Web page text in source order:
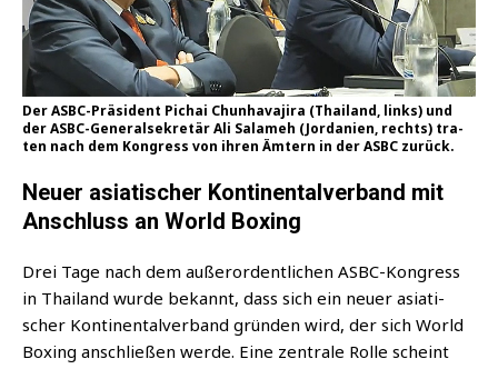
Der ASBC-Prä­si­dent Pichai Chun­ha­va­ji­ra (Thai­land, links) und
der ASBC-Gene­ral­se­kre­tär Ali Sal­a­meh (Jor­da­ni­en, rechts) tra­
ten nach dem Kon­gress von ihren Ämtern in der ASBC zurück.
Neuer asiatischer Kontinentalverband mit
Anschluss an World Boxing
Drei Tage nach dem außer­or­dent­li­chen ASBC-Kon­gress
in Thai­land wur­de bekannt, dass sich ein neu­er asia­ti­
scher Kon­ti­nen­tal­ver­band grün­den wird, der sich World
Boxing anschlie­ßen wer­de. Eine zen­tra­le Rol­le scheint